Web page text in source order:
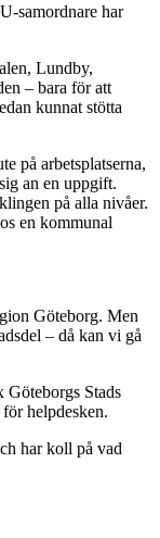
samordnare har
Lundby,
– bara för att
kunnat stötta
på arbetsplatserna,
an en uppgift.
på alla nivåer.
en kommunal
Göteborg. Men
– då kan vi gå
Göteborgs Stads
helpdesken.
har koll på vad